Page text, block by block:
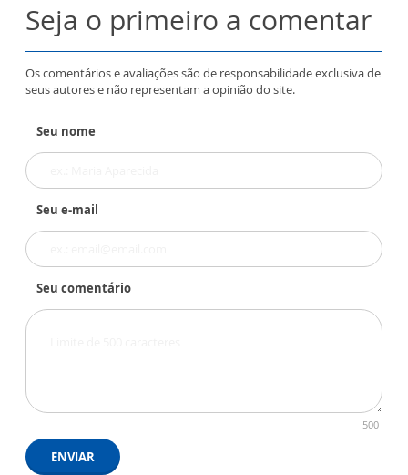
Seja o primeiro a comentar
Os comentários e avaliações são de responsabilidade exclusiva de
seus autores e não representam a opinião do site.
Seu nome
Seu e-mail
Seu comentário
500
ENVIAR